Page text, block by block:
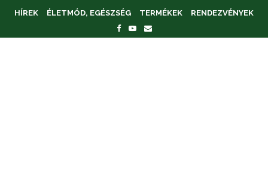
HÍREK ÉLETMÓD, EGÉSZSÉG TERMÉKEK RENDEZVÉNYEK